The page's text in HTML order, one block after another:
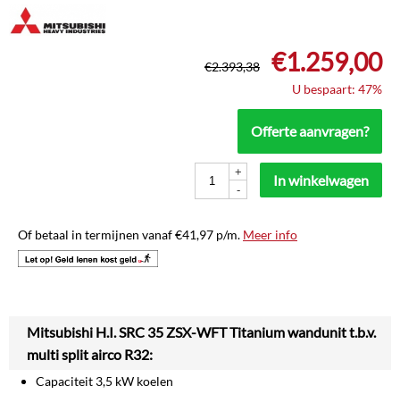
€2.393,38 €1.259,00
U bespaart: 47%
Offerte aanvragen?
+
-
In winkelwagen
Of betaal in termijnen vanaf€41,97 p/m. Meer info
Mitsubishi H.I. SRC 35 ZSX-WFT Titanium wandunit t.b.v.
multi split airco R32:
Capaciteit 3,5 kW koelen